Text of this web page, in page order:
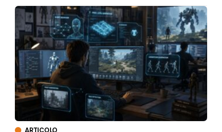
ARTICOLO